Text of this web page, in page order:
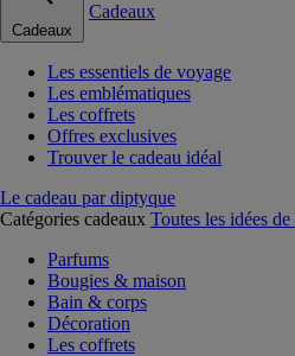
Cadeaux
Cadeaux
Les essentiels de voyage
Les emblématiques
Les coffrets
Offres exclusives
Trouver le cadeau idéal
Le cadeau par diptyque
Catégories cadeaux Toutes les idées de
Parfums
Bougies & maison
Bain & corps
Décoration
Les coffrets